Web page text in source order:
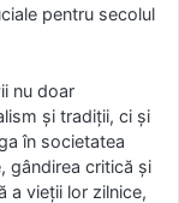
pentru secolul
nu doar
și tradiții, ci și
în societatea
gândirea critică și
a vieții lor zilnice,